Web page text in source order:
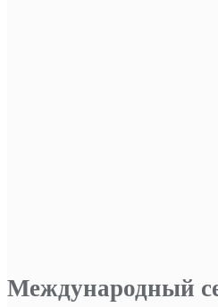
Международный